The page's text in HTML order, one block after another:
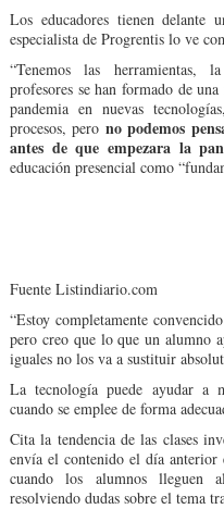
Los educadores tienen
especialista de Progrentis lo ve
“Tenemos las herramientas,
profesores se han formado de
pandemia en nuevas
procesos, perono podemos
antes de que empezara la
educación presencial como
Fuente Listindiario.com
“Estoy completamente
pero creo que lo que un alumno
iguales no los va a sustituir
La tecnología puede ayudar a
cuando se emplee de forma
Cita la tendencia de las clases
envía el contenido el día
cuando los alumnos lleguen
resolviendo dudas sobre el tema